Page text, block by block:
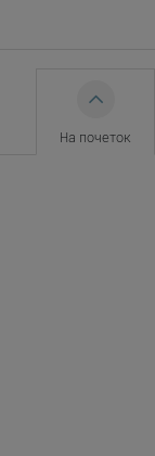
На почеток